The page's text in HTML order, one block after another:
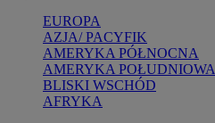
EUROPA
AZJA/ PACYFIK
AMERYKA PÓŁNOCNA
AMERYKA POŁUDNIOWA
BLISKI WSCHÓD
AFRYKA